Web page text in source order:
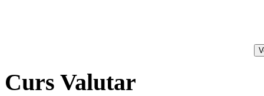
Curs Valutar